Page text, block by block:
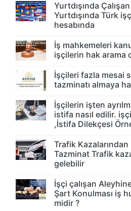
Yurtdışında
Yurtdışında Türk
hesabında
İş mahkemeleri
işçilerin hak arama
İşçileri fazla mesai
tazminatı almaya
İşçilerin işten
istifa nasıl edilir.
,İstifa Dilekçesi
Trafik
Tazminat Trafik
gelebilir
İşçi çalışan
Şart Konulması iş
midir ?